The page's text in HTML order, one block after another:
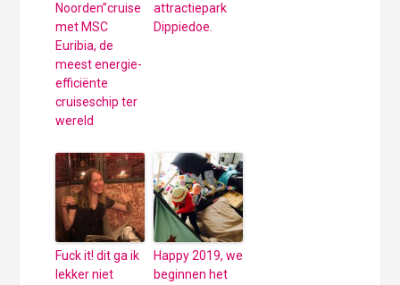
Noorden”cruise
met MSC
Euribia, de
meest energie-
efficiënte
cruiseschip ter
wereld
attractiepark
Dippiedoe.
Fuck it! dit ga ik
lekker niet
Happy 2019, we
beginnen het